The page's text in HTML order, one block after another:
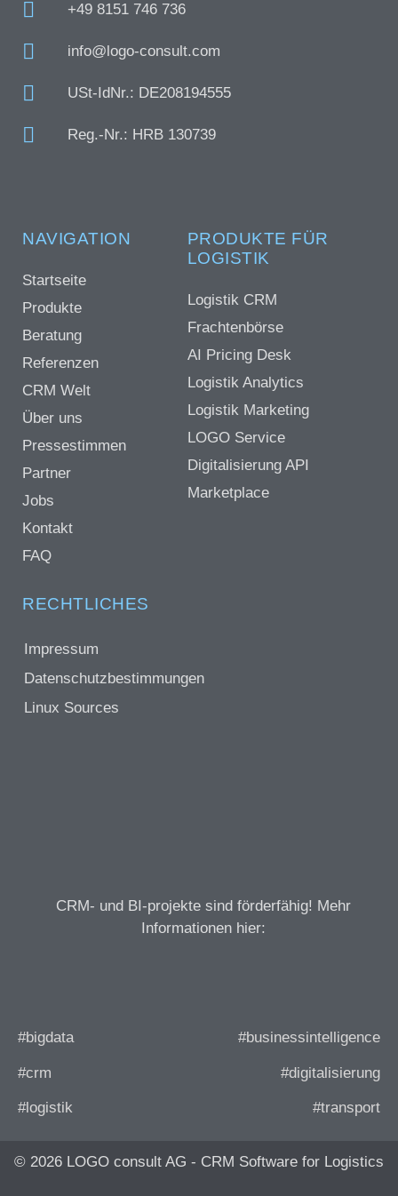
+49 8151 746 736
info@logo-consult.com
USt-IdNr.: DE208194555
Reg.-Nr.: HRB 130739
NAVIGATION
Startseite
Produkte
Beratung
Referenzen
CRM Welt
Über uns
Pressestimmen
Partner
Jobs
Kontakt
FAQ
PRODUKTE FÜR
LOGISTIK
Logistik CRM
Frachtenbörse
AI Pricing Desk
Logistik Analytics
Logistik Marketing
LOGO Service
Digitalisierung API
Marketplace
RECHTLICHES
Impressum
Datenschutzbestimmungen
Linux Sources
CRM- und BI-projekte sind förderfähig! Mehr
Informationen hier:
#bigdata #businessintelligence
#crm #digitalisierung
#logistik #transport
© 2026 LOGO consult AG - CRM Software for Logistics